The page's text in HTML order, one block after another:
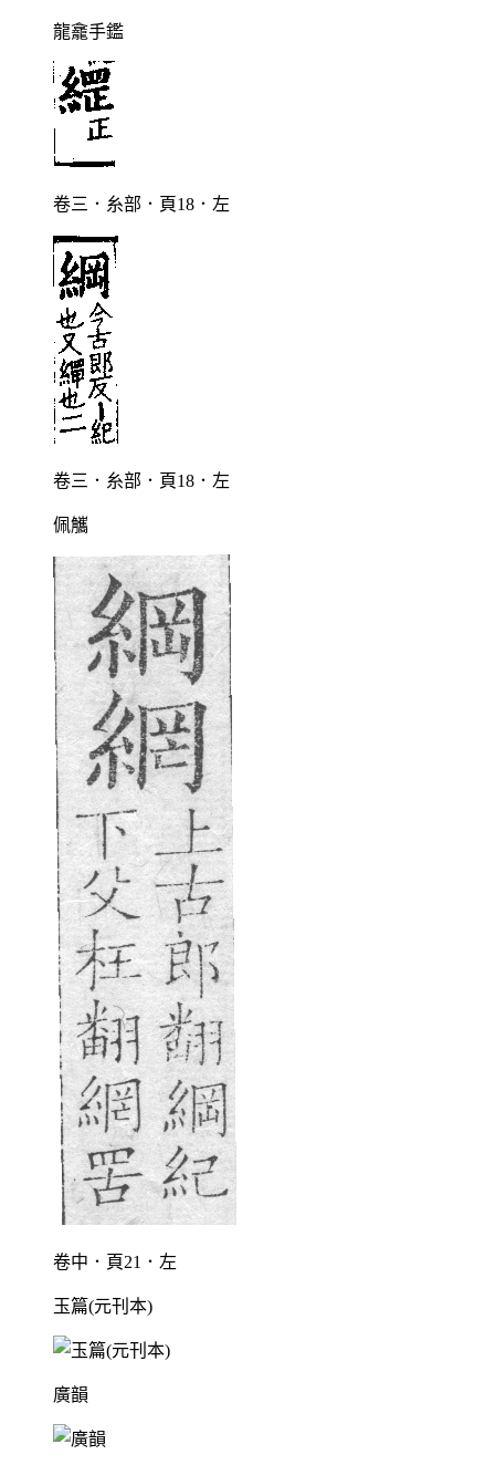
龍龕手鑑
卷三．糸部．頁18．左
卷三．糸部．頁18．左
佩觿
卷中．頁21．左
玉篇(元刊本)
廣韻